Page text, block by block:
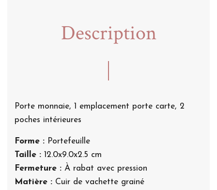
Description
Porte monnaie, 1 emplacement porte carte, 2
poches intérieures
Forme : Portefeuille
Taille : 12.0x9.0x2.5 cm
Fermeture : À rabat avec pression
Matière : Cuir de vachette grainé